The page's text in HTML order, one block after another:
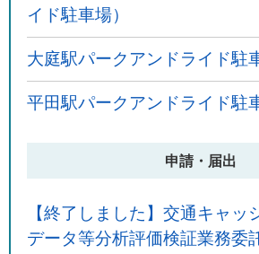
イド駐車場）
大庭駅パークアンドライド駐
平田駅パークアンドライド駐
申請・届出
【終了しました】交通キャッ
データ等分析評価検証業務委